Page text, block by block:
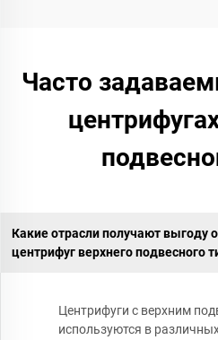
Часто
Какие отрасли получают выгоду
центрифуг верхнего подвесного
Центрифуги с верхним
используются в